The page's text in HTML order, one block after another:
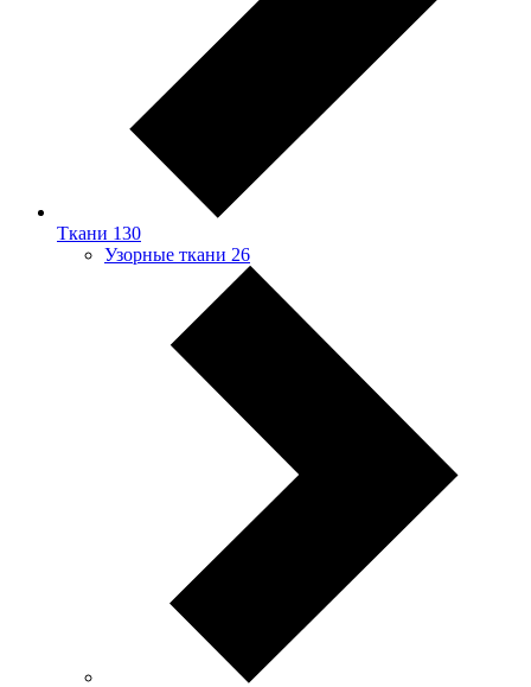
Ткани 130
Узорные ткани 26